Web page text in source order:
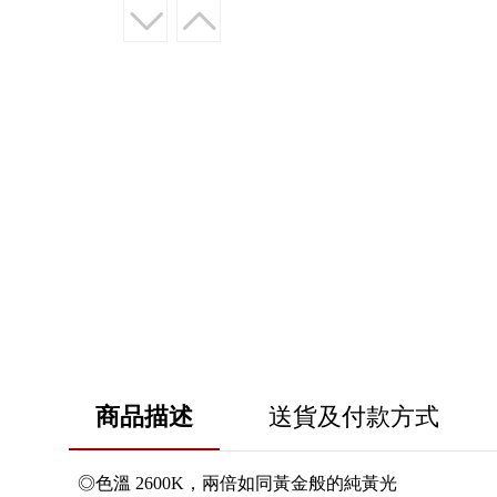
商品描述 送貨及付款方式
◎色溫 2600K，兩倍如同黃金般的純黃光